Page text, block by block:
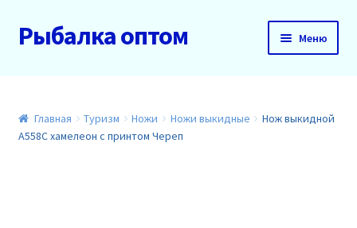
Перейти
к
Перейти
к
Рыбалка оптом Меню
О насГлавная Туризм Ножи Ножи выкидные
Нож выкидной
A558C хамелеон с принтом Череп